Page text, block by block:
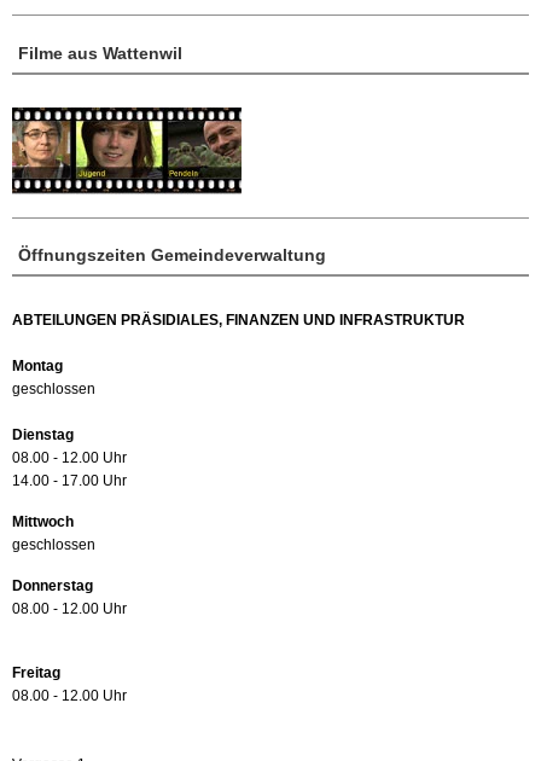
Öffnungszeiten Gemeindeverwaltung
ABTEILUNGEN PRÄSIDIALES, FINANZEN UND INFRASTRUKTUR
Montag
geschlossen
Dienstag
08.00 - 12.00 Uhr
14.00 - 17.00 Uhr
Mittwoch
geschlossen
Donnerstag
08.00 - 12.00 Uhr
Freitag
08.00 - 12.00 Uhr
Filme aus Wattenwil